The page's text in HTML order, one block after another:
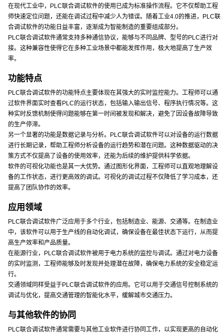
在现代工业中，PLC联合调试软件的使用已成为标准操作流程。它不仅帮助工程
师快速定位问题，还能在调试过程中减少人为错误。随着工业4.0的推进，PLC联
合调试软件的功能日益丰富，逐渐成为智能制造的重要组成部分。
PLC联合调试软件通常支持多种通信协议，能够与不同品牌、型号的PLC进行对
接。这种兼容性使得它在多种工业场景中都能发挥作用，极大地提高了生产效
率。
功能特点
PLC联合调试软件的功能特点主要体现在其强大的实时监控能力。工程师可以通
过软件界面实时查看PLC的运行状态，包括输入输出信号、程序执行情况等。这
种实时反馈机制使得问题能够在第一时间被发现和解决，避免了因设备故障导致
的生产停滞。
另一个显著的功能是数据记录与分析。PLC联合调试软件可以对设备的运行数据
进行长期记录，帮助工程师分析设备的运行趋势和潜在问题。这种数据驱动的决
策方式不仅提高了设备的使用效率，还能为后续的维护提供科学依据。
软件的可视化功能也是其一大优势。通过图形化界面，工程师可以直观地理解设
备的工作状态，进行更高效的调试。可视化的调试过程不仅降低了学习成本，还
提高了团队协作的效率。
应用领域
PLC联合调试软件广泛应用于多个行业，包括制造业、能源、交通等。在制造业
中，该软件可以用于生产线的自动化调试，确保设备在最佳状态下运行，从而提
高生产效率和产品质量。
在能源行业，PLC联合调试软件被用于电力系统的监控与调试。通过对电力设备
的实时监测，工程师能够及时发现并处理潜在故障，确保电力系统的安全稳定运
行。
交通领域同样受益于PLC联合调试软件的应用。它可以用于交通信号控制系统的
调试与优化，提高交通管理的智能化水平，缓解城市交通压力。
与其他软件的协同
PLC联合调试软件通常需要与其他工业软件进行协同工作，以实现更高的自动化